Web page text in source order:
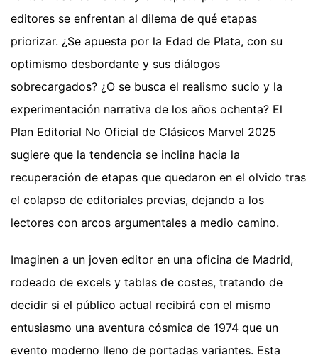
editores se enfrentan al dilema de qué etapas
priorizar. ¿Se apuesta por la Edad de Plata, con su
optimismo desbordante y sus diálogos
sobrecargados? ¿O se busca el realismo sucio y la
experimentación narrativa de los años ochenta? El
Plan Editorial No Oficial de Clásicos Marvel 2025
sugiere que la tendencia se inclina hacia la
recuperación de etapas que quedaron en el olvido tras
el colapso de editoriales previas, dejando a los
lectores con arcos argumentales a medio camino.
Imaginen a un joven editor en una oficina de Madrid,
rodeado de excels y tablas de costes, tratando de
decidir si el público actual recibirá con el mismo
entusiasmo una aventura cósmica de 1974 que un
evento moderno lleno de portadas variantes. Esta